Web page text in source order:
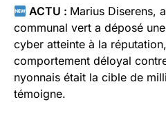
ACTU : Marius Diserens,
communal vert a déposé
cyber atteinte à la
comportement déloyal
nyonnais était la cible de
témoigne.